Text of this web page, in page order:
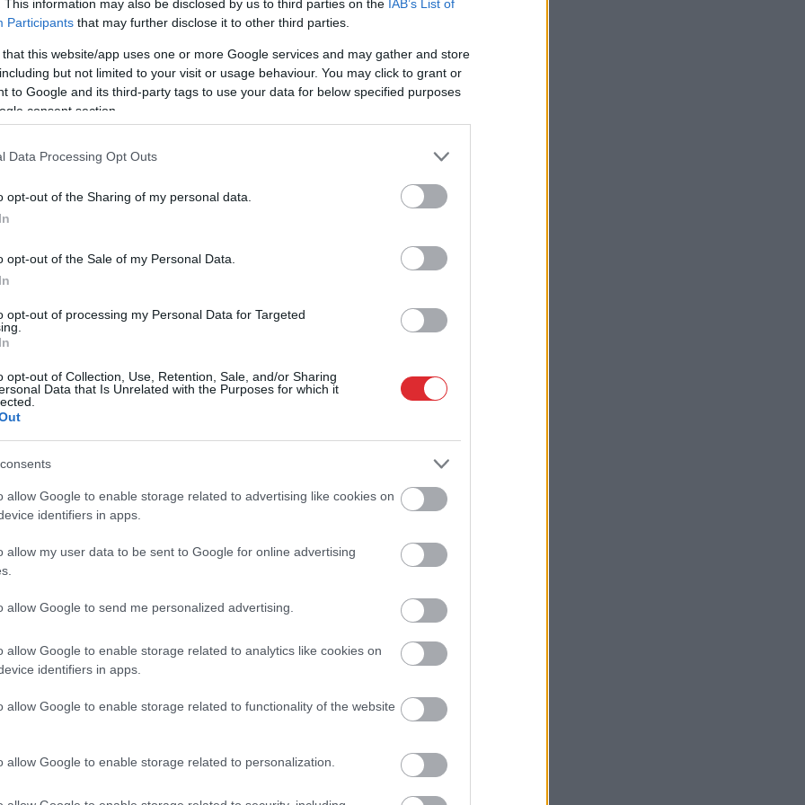
This information may also be disclosed by us to third parties on the IAB’s List of
Participants that may further disclose it to other third parties.
that this website/app uses one or more Google services and may gather and store
but not limited to your visit or usage behaviour. You may click to grant or
to Google and its third-party tags to use your data for below specified purposes
consent section.
Data Processing Opt Outs
opt-out of the Sharing of my personal data.
opt-out of the Sale of my Personal Data.
opt-out of processing my Personal Data for Targeted
opt-out of Collection, Use, Retention, Sale, and/or Sharing
Data that Is Unrelated with the Purposes for which it
allow Google to enable storage related to advertising like cookies on
identifiers in apps.
allow my user data to be sent to Google for online advertising
allow Google to send me personalized advertising.
allow Google to enable storage related to analytics like cookies on
identifiers in apps.
allow Google to enable storage related to functionality of the website
allow Google to enable storage related to personalization.
bojājumi, kas bīstami cietušā dzīvībai. Lietā
260.panta otrās daļas.
uz noslēgto izlīgumu, panākta, jo
mainīja savu attieksmi pret viņai inkriminēto
vainu un kriminālprocesa izbeigšanai piekrita
pavērsiena
nogalinātā
lietā: no
viens no
“Tikdaudz melu…”
atklāj, ko ekspertīzē
uz izlīgumu, apsūdzētā persona netiek
un piekrita atlīdzināt radītos zaudējumus.